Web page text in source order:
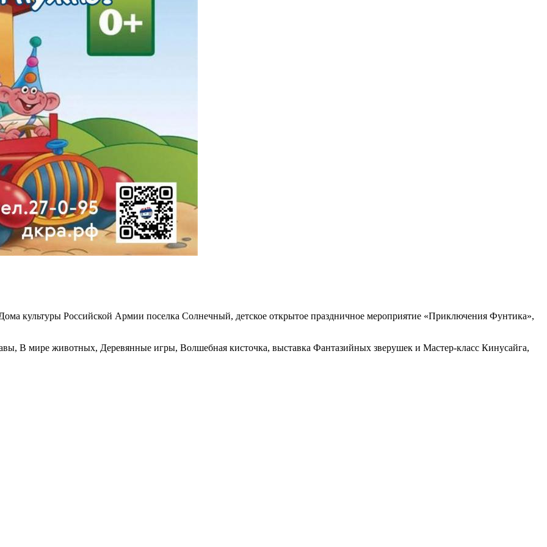
культуры Российской Армии поселка Солнечный, детское открытое праздничное мероприятие «Приключения Фунтика»,
В мире животных, Деревянные игры, Волшебная кисточка, выставка Фантазийных зверушек и Мастер-класс Кинусайга,